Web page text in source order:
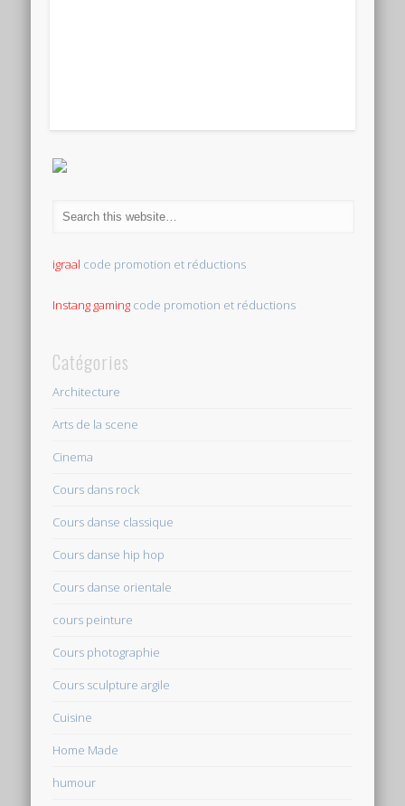
igraal code promotion et réductions
Instang gaming code promotion et réductions
Catégories
Architecture
Arts de la scene
Cinema
Cours dans rock
Cours danse classique
Cours danse hip hop
Cours danse orientale
cours peinture
Cours photographie
Cours sculpture argile
Cuisine
Home Made
humour